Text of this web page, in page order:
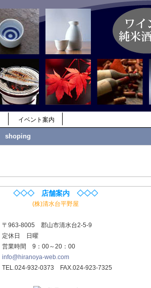
イベント案内
shoping
◇◇◇ 店舗案内 ◇◇◇
(株)清水台平野屋
〒963-8005 郡山市清水台2-5-9
定休日 日曜
営業時間 9：00～20：00
info@hiranoya-web.com
TEL.024-932-0373 FAX.024-923-7325